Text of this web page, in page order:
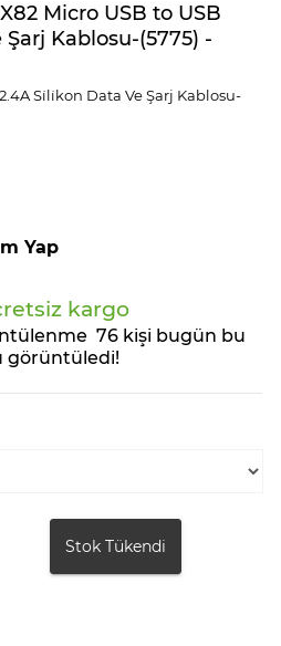
Micro USB to USB
Kablosu-(5775) -
Si̇li̇kon Data Ve Şarj Kablosu-
Yap
kargo
76 kişi bugün bu
görüntüledi!
Stok Tükendi